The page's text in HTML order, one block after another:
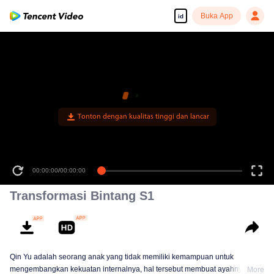
id Buka App
Tonton dengan kualitas tinggi dan lancar
00:00:00/00:00:00
Transformasi Bintang S1
Qin Yu adalah seorang anak yang tidak memiliki kemampuan untuk
mengembangkan kekuatan internalnya, hal tersebut membuat ayahnya
More